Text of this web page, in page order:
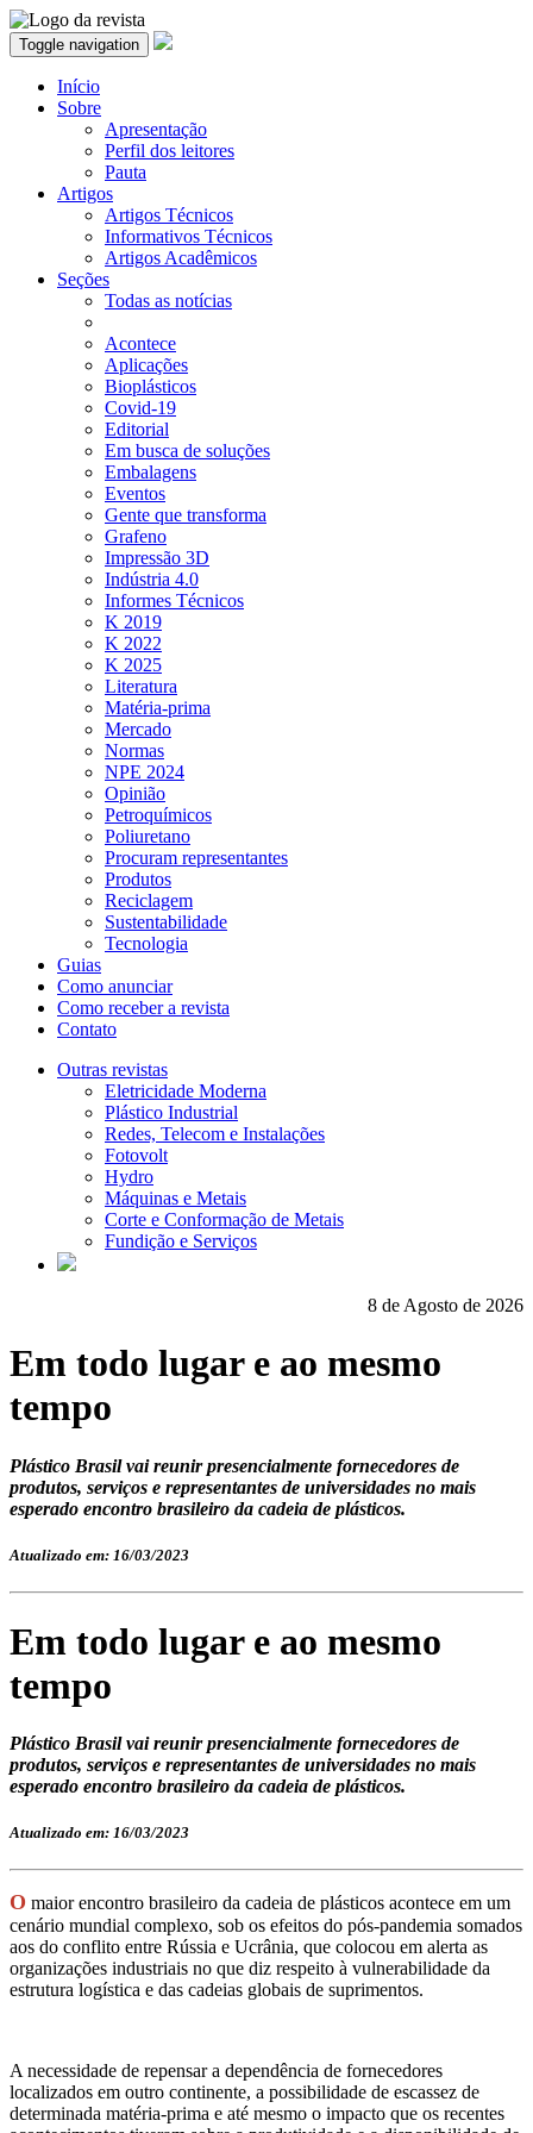
Toggle navigation
Início
Sobre
Apresentação
Perfil dos leitores
Pauta
Artigos
Artigos Técnicos
Informativos Técnicos
Artigos Acadêmicos
Seções
Todas as notícias
Acontece
Aplicações
Bioplásticos
Covid-19
Editorial
Em busca de soluções
Embalagens
Eventos
Gente que transforma
Grafeno
Impressão 3D
Indústria 4.0
Informes Técnicos
K 2019
K 2022
K 2025
Literatura
Matéria-prima
Mercado
Normas
NPE 2024
Opinião
Petroquímicos
Poliuretano
Procuram representantes
Produtos
Reciclagem
Sustentabilidade
Tecnologia
Guias
Como anunciar
Como receber a revista
Contato
Outras revistas
Eletricidade Moderna
Plástico Industrial
Redes, Telecom e Instalações
Fotovolt
Hydro
Máquinas e Metais
Corte e Conformação de Metais
Fundição e Serviços
8 de Agosto de 2026
Em todo lugar e ao mesmo
tempo
Plástico Brasil vai reunir presencialmente fornecedores de
produtos, serviços e representantes de universidades no mais
esperado encontro brasileiro da cadeia de plásticos.
Atualizado em: 16/03/2023
Em todo lugar e ao mesmo
tempo
Plástico Brasil vai reunir presencialmente fornecedores de
produtos, serviços e representantes de universidades no mais
esperado encontro brasileiro da cadeia de plásticos.
Atualizado em: 16/03/2023
O maior encontro brasileiro da cadeia de plásticos acontece em um
cenário mundial complexo, sob os efeitos do pós-pandemia somados
aos do conflito entre Rússia e Ucrânia, que colocou em alerta as
organizações industriais no que diz respeito à vulnerabilidade da
estrutura logística e das cadeias globais de suprimentos.
A necessidade de repensar a dependência de fornecedores
localizados em outro continente, a possibilidade de escassez de
determinada matéria-prima e até mesmo o impacto que os recentes